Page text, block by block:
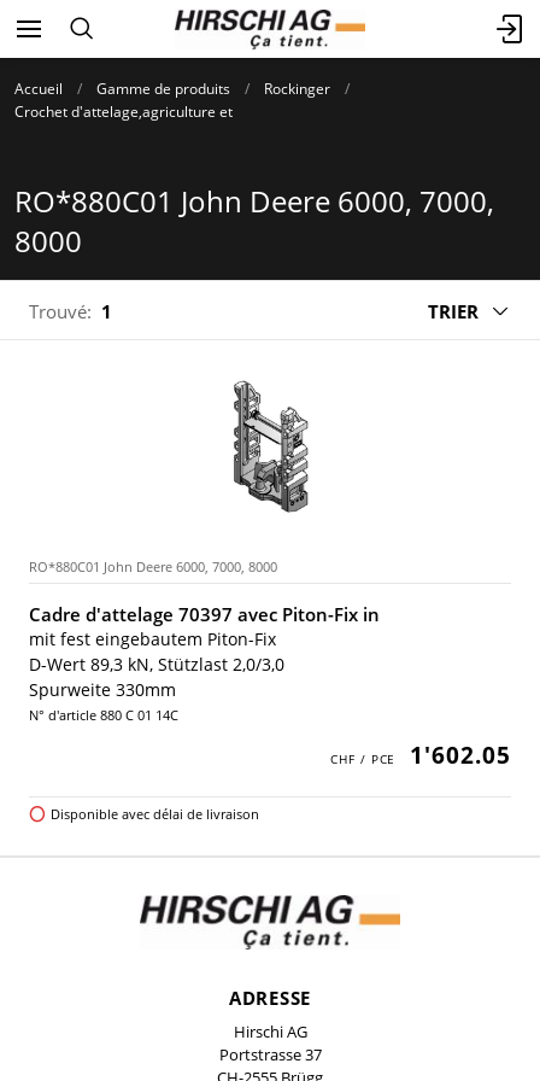
Accueil Gamme de produits
Rockinger
Crochet d'attelage,agriculture et
RO*880C01 John Deere 6000, 7000,
8000
Trouvé: 1 TRIER
RO*880C01 John Deere 6000, 7000, 8000
Cadre d'attelage 70397 avec Piton-Fix in
mit fest eingebautem Piton-Fix
D-Wert 89,3 kN, Stützlast 2,0/3,0
Spurweite 330mm
N° d'article 880 C 01 14C
1'602.05
Disponible avec délai de livraison
ADRESSE
Hirschi AG
Portstrasse 37